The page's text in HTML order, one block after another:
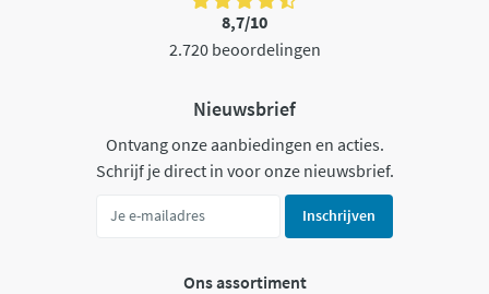
8,7/10
2.720 beoordelingen
Nieuwsbrief
Ontvang onze aanbiedingen en acties.
Schrijf je direct in voor onze nieuwsbrief.
Inschrijven
Ons assortiment